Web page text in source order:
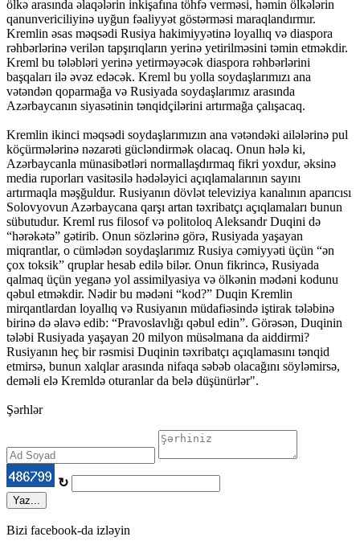
ölkə arasında əlaqələrin inkişafına töhfə verməsi, həmin ölkələrin
qanunvericiliyinə uyğun fəaliyyət göstərməsi maraqlandırmır.
Kremlin əsas məqsədi Rusiya hakimiyyətinə loyallıq və diaspora
rəhbərlərinə verilən tapşırıqların yerinə yetirilməsini təmin etməkdir.
Kreml bu tələbləri yerinə yetirməyəcək diaspora rəhbərlərini
başqaları ilə əvəz edəcək. Kreml bu yolla soydaşlarımızı ana
vətəndən qoparmağa və Rusiyada soydaşlarımız arasında
Azərbaycanın siyasətinin tənqidçilərini artırmağa çalışacaq.
Kremlin ikinci məqsədi soydaşlarımızın ana vətəndəki ailələrinə pul
köçürmələrinə nəzarəti gücləndirmək olacaq. Onun hələ ki,
Azərbaycanla münasibətləri normallaşdırmaq fikri yoxdur, əksinə
media ruporları vasitəsilə hədələyici açıqlamalarının sayını
artırmaqla məşğuldur. Rusiyanın dövlət televiziya kanalının aparıcısı
Solovyovun Azərbaycana qarşı artan təxribatçı açıqlamaları bunun
sübutudur. Kreml rus filosof və politoloq Aleksandr Duqini də
“hərəkətə” gətirib. Onun sözlərinə görə, Rusiyada yaşayan
miqrantlar, o cümlədən soydaşlarımız Rusiya cəmiyyəti üçün “ən
çox toksik” qruplar hesab edilə bilər. Onun fikrincə, Rusiyada
qalmaq üçün yeganə yol assimilyasiya və ölkənin mədəni kodunu
qəbul etməkdir. Nədir bu mədəni “kod?” Duqin Kremlin
mirqantlardan loyallıq və Rusiyanın müdafiəsində iştirak tələbinə
birinə də əlavə edib: “Pravoslavlığı qəbul edin”. Görəsən, Duqinin
tələbi Rusiyada yaşayan 20 milyon müsəlmana da aiddirmi?
Rusiyanın heç bir rəsmisi Duqinin təxribatçı açıqlamasını tənqid
etmirsə, bunun xalqlar arasında nifaqa səbəb olacağını söyləmirsə,
deməli elə Kremldə oturanlar da belə düşünürlər".
Şərhlər
↻
Yaz...
Bizi facebook-da izləyin